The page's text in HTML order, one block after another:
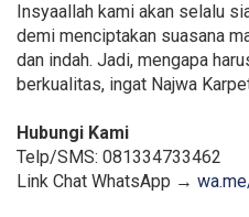
Insyaallah kami akan selalu
demi menciptakan suasana
dan indah. Jadi, mengapa
berkualitas, ingat Najwa
Hubungi Kami
Telp/SMS: 081334733462
Link Chat WhatsApp →